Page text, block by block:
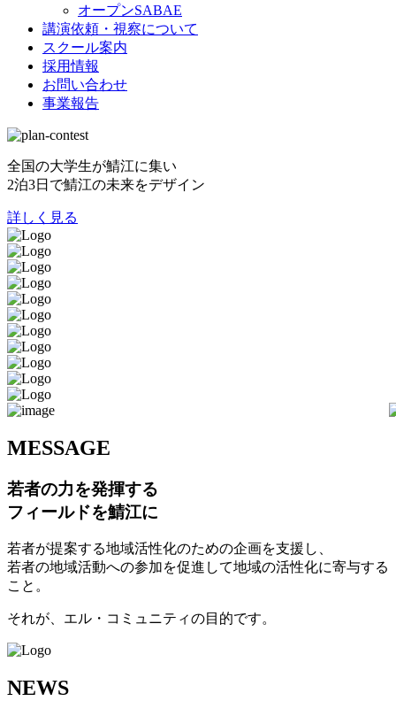
オープンSABAE
講演依頼・視察について
スクール案内
採用情報
お問い合わせ
事業報告
全国の大学生が鯖江に集い
2泊3日で鯖江の未来をデザイン
詳しく見る
MESSAGE
若者の力を発揮する
フィールドを鯖江に
若者が提案する地域活性化のための企画を支援し、
若者の地域活動への参加を促進して地域の活性化に寄与する
こと。
それが、エル・コミュニティの目的です。
NEWS